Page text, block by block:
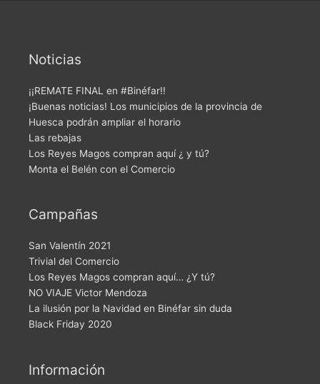
Noticias
¡¡REMATE FINAL en #Binéfar!!
¡Buenas noticias! Los municipios de la provincia de
Huesca podrán ampliar el horario
Las rebajas
Los Reyes Magos compran aquí ¿ y tú?
Monta el Belén con el Comercio
Campañas
San Valentín 2021
Trivial del Comercio
Los Reyes Magos compran aquí… ¿Y tú?
NO VIAJE Victor Mendoza
La ilusión por la Navidad en Binéfar sin duda
Black Friday 2020
Información